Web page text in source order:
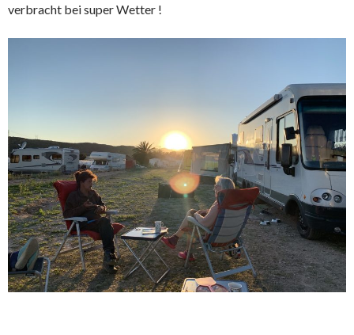
verbracht bei super Wetter !